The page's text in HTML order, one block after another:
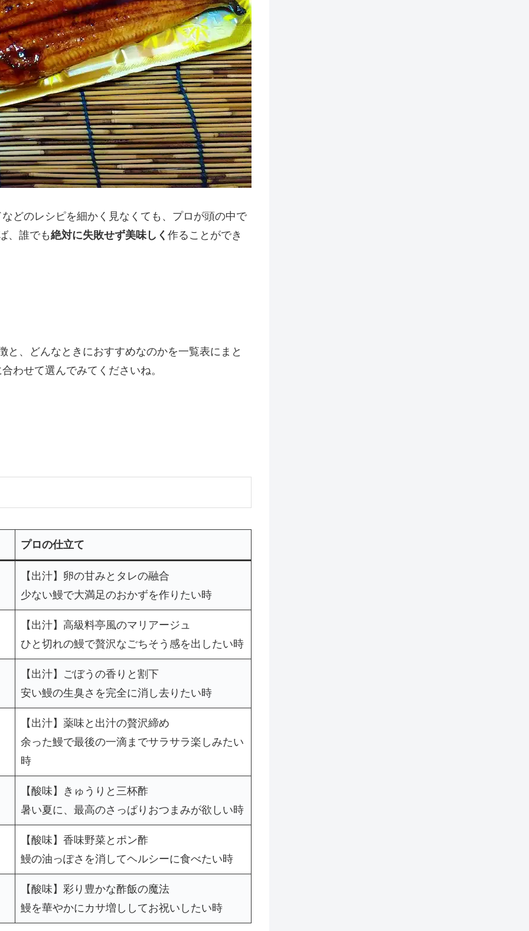
どのレシピを細かく見なくても、プロが頭の中で
、誰でも絶対に失敗せず美味しく 作ることができ
、どんなときにおすすめなのかを一覧表にまと
わせて選んでみてくださいね。
プロの仕立て
【出汁】卵の甘みとタレの融合
少ない鰻で大満足のおかずを作りたい時
【出汁】高級料亭風のマリアージュ
ひと切れの鰻で贅沢なごちそう感を出したい時
【出汁】ごぼうの香りと割下
安い鰻の生臭さを完全に消し去りたい時
【出汁】薬味と出汁の贅沢締め
余った鰻で最後の一滴までサラサラ楽しみたい
時
【酸味】きゅうりと三杯酢
暑い夏に、最高のさっぱりおつまみが欲しい時
【酸味】香味野菜とポン酢
鰻の油っぽさを消してヘルシーに食べたい時
【酸味】彩り豊かな酢飯の魔法
鰻を華やかにカサ増ししてお祝いしたい時